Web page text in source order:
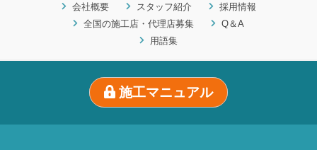
会社概要 スタッフ紹介
採用情報
全国の施工店・代理店募集
Q＆A
用語集
施工マニュアル